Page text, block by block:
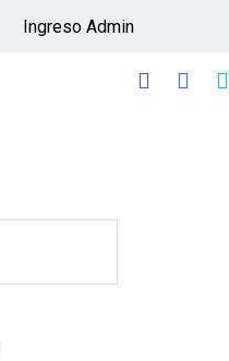
Ingreso Admin